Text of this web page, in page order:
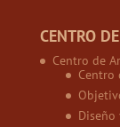
CENTRO
Centro de
Centro
Diseño